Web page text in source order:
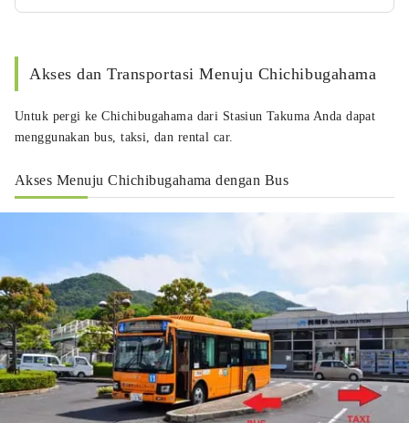
Akses dan Transportasi Menuju Chichibugahama
Untuk pergi ke Chichibugahama dari Stasiun Takuma Anda dapat
menggunakan bus, taksi, dan rental car.
Akses Menuju Chichibugahama dengan Bus